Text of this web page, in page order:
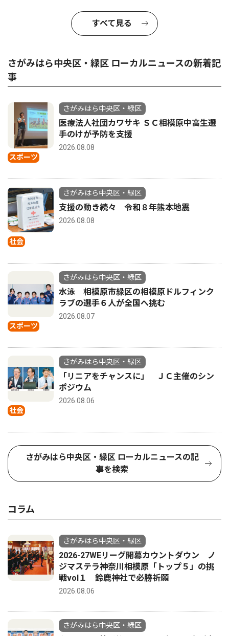
すべて見る
さがみはら中央区・緑区 ローカルニュースの新着記
事
スポーツ
さがみはら中央区・緑区
医療法人社団カワサキ ＳＣ相模原中高生選
手のけが予防を支援
2026.08.08
社会
さがみはら中央区・緑区
支援の動き続々 令和８年熊本地震
2026.08.08
スポーツ
さがみはら中央区・緑区
水泳 相模原市緑区の相模原ドルフィンク
ラブの選手６人が全国へ挑む
2026.08.07
社会
さがみはら中央区・緑区
「リニアをチャンスに」 ＪＣ主催のシン
ポジウム
2026.08.06
さがみはら中央区・緑区 ローカルニュースの記
事を検索
コラム
さがみはら中央区・緑区
2026-27WEリーグ開幕カウントダウン ノ
ジマステラ神奈川相模原「トップ５」の挑
戦vol１ 鈴鹿神社で必勝祈願
2026.08.06
さがみはら中央区・緑区